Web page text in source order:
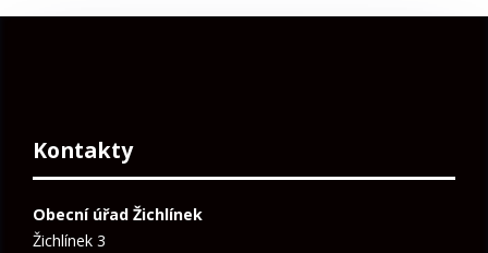
Kontakty
Obecní úřad Žichlínek
Žichlínek 3